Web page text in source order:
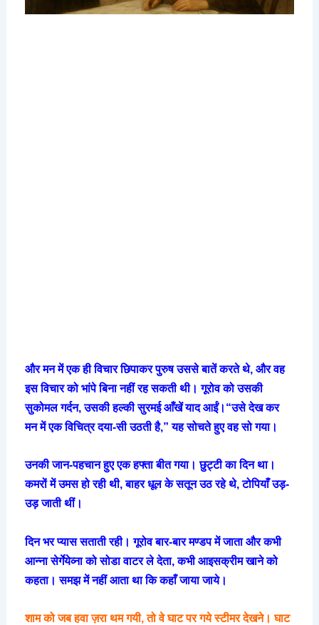
और मन में एक ही विचार छिपाकर पुरुष उससे बातें करते थे, और वह
इस विचार को भांपे बिना नहीं रह सकती थी। गूरोव को उसकी
सुकोमल गर्दन, उसकी हल्की सुरमई आँखें याद आईं।“उसे देख कर
मन में एक विचित्र दया-सी उठती है,” यह सोचते हुए वह सो गया।
उनकी जान-पहचान हुए एक हफ्ता बीत गया। छुट्टी का दिन था।
कमरों में उमस हो रही थी, बाहर धूल के सतून उठ रहे थे, टोपियाँ उड़-
उड़ जाती थीं।
दिन भर प्यास सताती रही। गूरोव बार-बार मण्डप में जाता और कभी
आन्ना सेर्गेयेव्ना को सोडा वाटर ले देता, कभी आइसक्रीम खाने को
कहता। समझ में नहीं आता था कि कहाँ जाया जाये।
शाम को जब हवा ज़रा थम गयी, तो वे घाट पर गये स्टीमर देखने। घाट